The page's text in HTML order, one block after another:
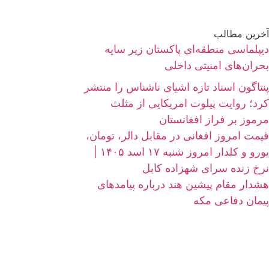
آخرین مطالب
دیپلماسی منطقه‌ای پاکستان زیر سایه
بحران‌های امنیتی داخلی
پنتاگون اسناد تازه اشیای ناشناس را منتشر
کرد؛ روایت پیلوت امریکایی از مثلث
مرموز بر فراز افغانستان
قیمت امروز افغانی در مقابل دالر، تومان،
نرخ زنده سرای شهزاده کابل
هشدار مقام پیشین هند درباره پیامدهای
پیمان دفاعی مکه